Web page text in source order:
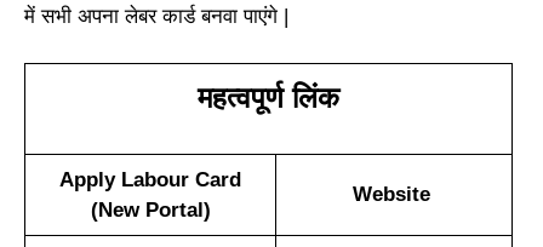
में सभी अपना लेबर कार्ड बनवा पाएंगे |
महत्वपूर्ण लिंक
Apply Labour Card
(New Portal)
Website